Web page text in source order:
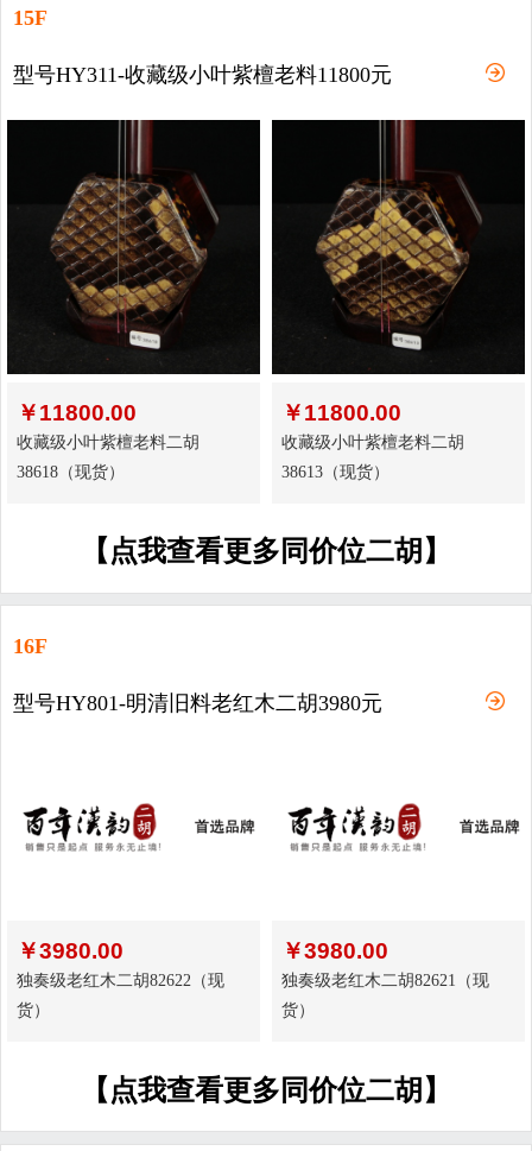
15F
型号HY311-收藏级小叶紫檀老料11800元
￥11800.00
收藏级小叶紫檀老料二胡
38618（现货）
￥11800.00
收藏级小叶紫檀老料二胡
38613（现货）
【点我查看更多同价位二胡】
16F
型号HY801-明清旧料老红木二胡3980元
￥3980.00
独奏级老红木二胡82622（现
货）
￥3980.00
独奏级老红木二胡82621（现
货）
【点我查看更多同价位二胡】